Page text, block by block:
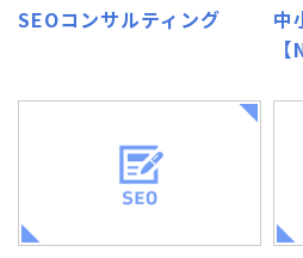
SEOコンサルティング
中